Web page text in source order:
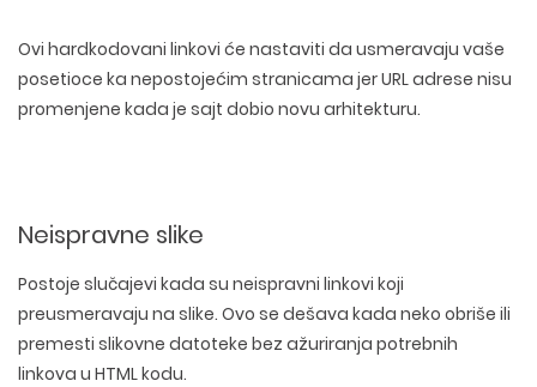
Ovi hardkodovani linkovi će nastaviti da usmeravaju vaše
posetioce ka nepostojećim stranicama jer URL adrese nisu
promenjene kada je sajt dobio novu arhitekturu.
Neispravne slike
Postoje slučajevi kada su neispravni linkovi koji
preusmeravaju na slike. Ovo se dešava kada neko obriše ili
premesti slikovne datoteke bez ažuriranja potrebnih
linkova u HTML kodu.